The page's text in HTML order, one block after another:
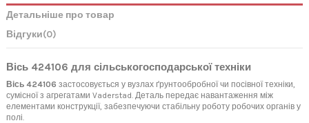
Детальніше про товар
Відгуки(0)
Вісь 424106 для сільськогосподарської техніки
Вісь 424106 застосовується у вузлах ґрунтообробної чи посівної техніки,
сумісної з агрегатами Vaderstad. Деталь передає навантаження між
елементами конструкції, забезпечуючи стабільну роботу робочих органів у
полі.